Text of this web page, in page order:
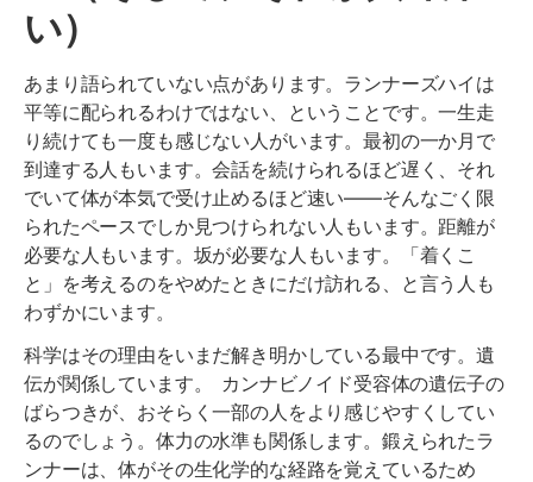
い）
あまり語られていない点があります。ランナーズハイは
平等に配られるわけではない、ということです。一生走
り続けても一度も感じない人がいます。最初の一か月で
到達する人もいます。会話を続けられるほど遅く、それ
でいて体が本気で受け止めるほど速い——そんなごく限
られたペースでしか見つけられない人もいます。距離が
必要な人もいます。坂が必要な人もいます。「着くこ
と」を考えるのをやめたときにだけ訪れる、と言う人も
わずかにいます。
科学はその理由をいまだ解き明かしている最中です。遺
伝が関係しています。 カンナビノイド受容体の遺伝子の
ばらつきが、おそらく一部の人をより感じやすくしてい
るのでしょう。体力の水準も関係します。鍛えられたラ
ンナーは、体がその生化学的な経路を覚えているため